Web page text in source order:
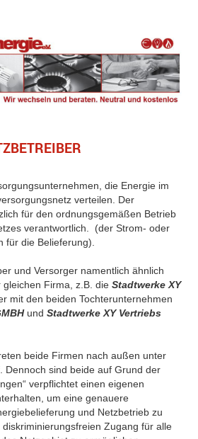
die Energie im
verteilen. Der
für den ordnungsgemäßen Betrieb
verantwortlich. (der Strom- oder
für die Belieferung).
und Versorger namentlich ähnlich
Firma, z.B. die Stadtwerke XY
mit den beiden Tochterunternehmen
und Stadtwerke XY Vertriebs
beide Firmen nach außen unter
Dennoch sind beide auf Grund der
verpflichtet einen eigenen
um eine genauere
und Netzbetrieb zu
Zugang für alle